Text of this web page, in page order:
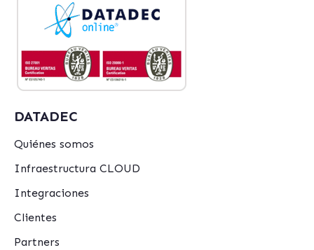
DATADEC
Quiénes somos
Infraestructura CLOUD
Integraciones
Clientes
Partners